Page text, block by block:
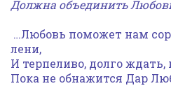
Должна объединить
…Любовь поможет нам
лени,
И терпеливо, долго ждать,
Пока не обнажится Дар